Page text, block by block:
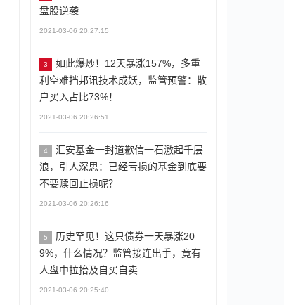
盘股逆袭
2021-03-06 20:27:15
3
如此爆炒！12天暴涨157%，多重
利空难挡邦讯技术成妖，监管预警：散
户买入占比73%！
2021-03-06 20:26:51
4
汇安基金一封道歉信一石激起千层
浪，引人深思：已经亏损的基金到底要
不要赎回止损呢？
2021-03-06 20:26:16
5
历史罕见！这只债券一天暴涨20
9%，什么情况？监管接连出手，竟有
人盘中拉抬及自买自卖
2021-03-06 20:25:40